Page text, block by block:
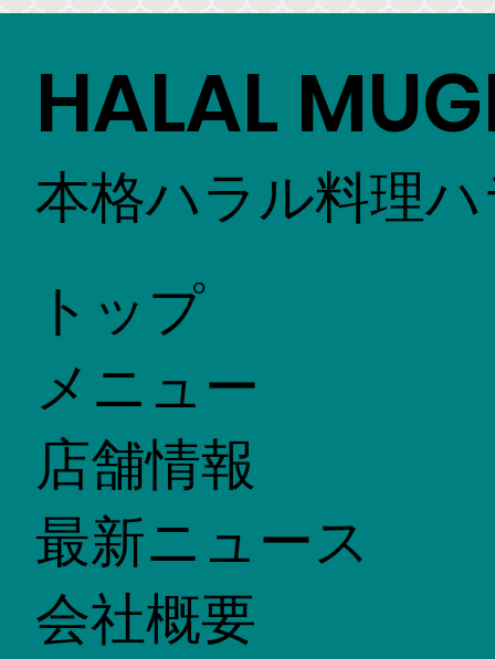
HALAL
本格ハラル料理
トップ
メニュー
店舗情報
最新ニュース
会社概要